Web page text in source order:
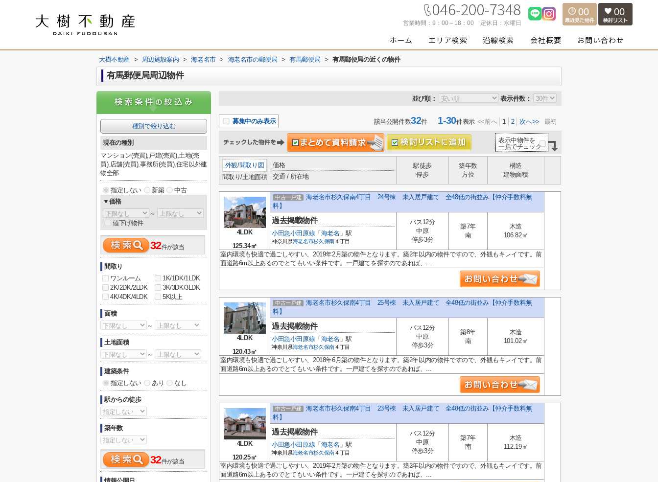
営業時間： 9：00～18：00 定休日： 水曜日
00 00
大樹不動産 > 周辺施設案内 > 海老名市 > 海老名市の郵便局 > 有馬郵便局 > 有馬郵便局の近くの物件
有馬郵便局周辺物件
並び順： 表示件数：
募集中のみ表示 該当公開件数32件1-30件表示 <<前へ 1 2 次へ>> 最初
表示中物件を
一括でチェック
外観/間取り図
間取り/土地面積
価格
交通 / 所在地
駅徒歩
停歩
築年数
方位
構造
建物面積
4LDK
125.34㎡
中古一戸建
海老名市杉久保南4丁目 24号棟 未入居戸建て 全48低の街並み【仲介手数料無
料】
過去掲載物件
小田急小田原線 「 海老名 」駅
神奈川県海老名市杉久保南４丁目
バス12分
中原
停歩3分
築7年
南
木造
106.82㎡
室内環境も快適で過ごしやすい、2019年2月築の物件となります。築2年以内の物件ですので、外観もキレイです。前
面道路6m以上あるのでとてもいい条件です。一戸建てを探すのであれば、...
4LDK
120.43㎡
中古一戸建
海老名市杉久保南4丁目 25号棟 未入居戸建て 全48低の街並み【仲介手数料無
料】
過去掲載物件
小田急小田原線 「 海老名 」駅
神奈川県海老名市杉久保南４丁目
バス12分
中原
停歩3分
築8年
南
木造
101.02㎡
室内環境も快適で過ごしやすい、2018年6月築の物件となります。築2年以内の物件ですので、外観もキレイです。前
面道路6m以上あるのでとてもいい条件です。一戸建てを探すのであれば、...
4LDK
120.25㎡
中古一戸建
海老名市杉久保南4丁目 23号棟 未入居戸建て 全48低の街並み【仲介手数料無
料】
過去掲載物件
小田急小田原線 「 海老名 」駅
神奈川県海老名市杉久保南４丁目
バス12分
中原
停歩3分
築7年
南
木造
112.19㎡
室内環境も快適で過ごしやすい、2019年2月築の物件となります。築2年以内の物件ですので、外観もキレイです。前
面道路6m以上あるのでとてもいい条件です。一戸建てを探すのであれば、...
種別で絞り込む
現在の種別
マンション(売買),戸建(売買),土地(売
買),店舗(売買),事務所(売買),住宅以外建
物全部
指定しない 新築
中古
▼価格
～
値下げ物件
32件が該当
間取り
ワンルーム
1K/1DK/1LDK
2K/2DK/2LDK
3K/3DK/3LDK
4K/4DK/4LDK
5K以上
面積
～
土地面積
～
建築条件
指定しない
あり なし
駅からの徒歩
築年数
32件が該当